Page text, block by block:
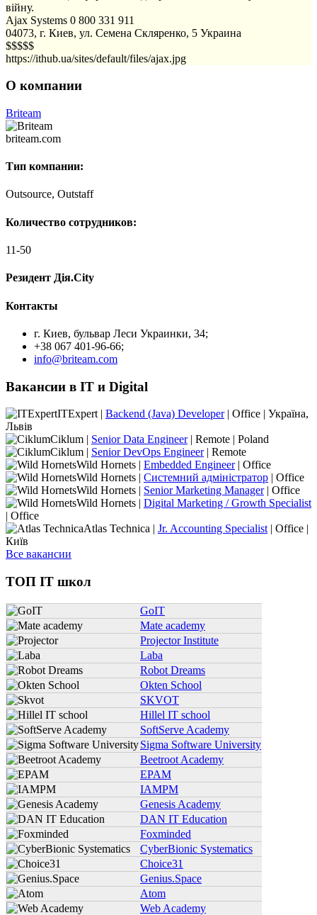
війну.
Ajax Systems 0 800 331 911
04073, г. Киев, ул. Семена Скляренко, 5 Украина
$$$$$
https://ithub.ua/sites/default/files/ajax.jpg
О компании
Briteam
briteam.com
Тип компании:
Outsource, Outstaff
Количество сотрудников:
11-50
Резидент Дія.City
Контакты
г. Киев, бульвар Леси Украинки, 34;
+38 067 401-96-66;
info@briteam.com
Вакансии в IT и Digital
ITExpert | Backend (Java) Developer| Office | Україна,
Львів
Ciklum | Senior Data Engineer| Remote | Poland
Ciklum | Senior DevOps Engineer| Remote
Wild Hornets | Embedded Engineer| Office
Wild Hornets | Системний адміністратор | Office
Wild Hornets | Senior Marketing Manager| Office
Wild Hornets | Digital Marketing / Growth Specialist
| Office
Atlas Technica | Jr. Accounting Specialist | Office |
Київ
Все вакансии
ТОП IT школ
GoIT
Mate academy
Projector Institute
Laba
Robot Dreams
Okten School
SKVOT
Hillel IT school
SoftServe Academy
Sigma Software University
Beetroot Academy
EPAM
IAMPM
Genesis Academy
DAN IT Education
Foxminded
CyberBionic Systematics
Choice31
Genius.Space
Atom
Web Academy